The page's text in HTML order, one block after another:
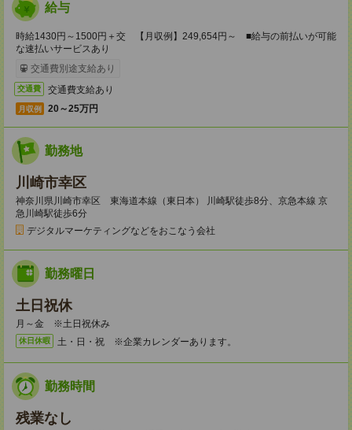
給与
時給1430円～1500円＋交 【月収例】249,654円～ ■給与の前払いが可能
な速払いサービスあり
交通費別途支給あり
交通費 交通費支給あり
月収例 20～25万円
勤務地
川崎市幸区
神奈川県川崎市幸区 東海道本線（東日本） 川崎駅徒歩8分、京急本線 京
急川崎駅徒歩6分
デジタルマーケティングなどをおこなう会社
勤務曜日
土日祝休
月～金 ※土日祝休み
休日休暇 土・日・祝 ※企業カレンダーあります。
勤務時間
残業なし